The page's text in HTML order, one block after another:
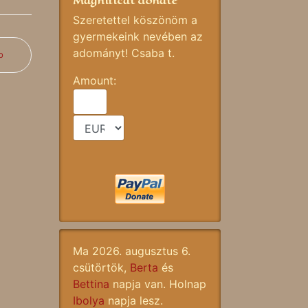
Szeretettel köszönöm a
gyermekeink nevében az
adományt! Csaba t.
Amount:
Ma 2026. augusztus 6.
csütörtök, Berta és
Bettina napja van. Holnap
Ibolya napja lesz.